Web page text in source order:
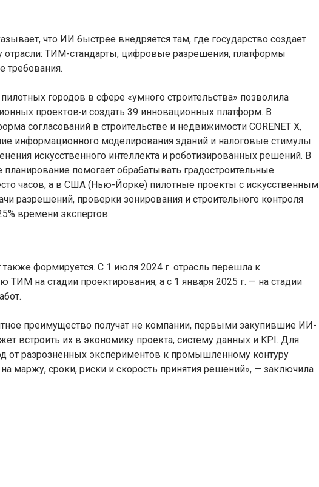
что ИИ быстрее внедряется там, где государство создает
отрасли: ТИМ-стандарты, цифровые разрешения, платформы
требования.
городов в сфере «умного строительства» позволила
проектов и создать 39 инновационных платформ. В
согласований в строительстве и недвижимости CORENET X,
информационного моделирования зданий и налоговые стимулы
искусственного интеллекта и роботизированных решений. В
помогает обрабатывать градостроительные
часов, а в США (Нью-Йорке) пилотные проекты с искусственным
разрешений, проверки зонирования и строительного контроля
времени экспертов.
формируется. С 1 июля 2024 г. отрасль перешла к
ТИМ на стадии проектирования, а с 1 января 2025 г. — на стадии
преимущество получат не компании, первыми закупившие ИИ-
встроить их в экономику проекта, систему данных и KPI. Для
от разрозненных экспериментов к промышленному контуру
маржу, сроки, риски и скорость принятия решений», — заключила